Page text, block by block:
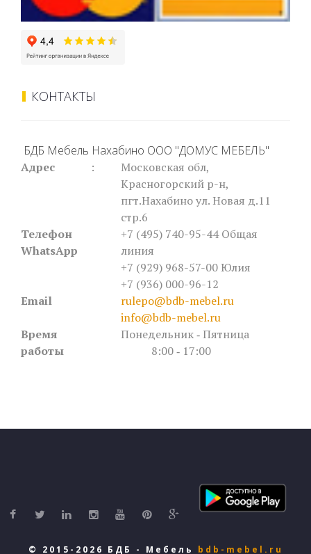
КОНТАКТЫ
БДБ Мебель Нахабино ООО "ДОМУС МЕБЕЛЬ"
Адрес
:
Московская обл,
Красногорский р-н,
пгт.Нахабино ул. Новая д.11
стр.6
Телефон
WhatsApp
+7 (495) 740-95-44Общая
линия
+7 (929) 968-57-00 Юлия
+7 (936) 000-96-12
Email
rulepo@bdb-mebel.ru
info@bdb-mebel.ru
Время
работы
Понедельник ‐ Пятница
8:00 ‐ 17:00
© 2015-2026 БДБ - Мебель bdb-mebel.ru